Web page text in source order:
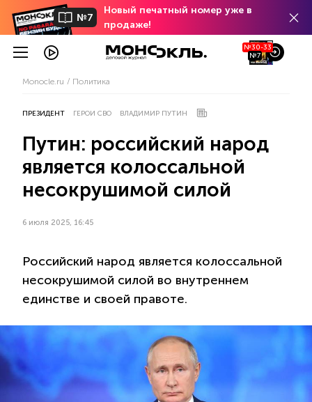
№7
Новый печатный номер уже в
продаже!
№30-33
№7
Monocle.ru Политика
ПРЕЗИДЕНТ ГЕРОИ СВО ВЛАДИМИР ПУТИН
Путин: российский народ
является колоссальной
несокрушимой силой
6 июля 2025, 16:45
Российский народ является колоссальной
несокрушимой силой во внутреннем
единстве и своей правоте.